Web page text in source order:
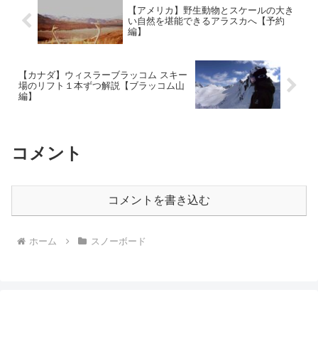
【アメリカ】野生動物とスケールの大き
い自然を堪能できるアラスカへ【予約
編】
【カナダ】ウィスラーブラッコム スキー
場のリフト１本ずつ解説【ブラッコム山
編】
コメント
コメントを書き込む
ホーム スノーボード